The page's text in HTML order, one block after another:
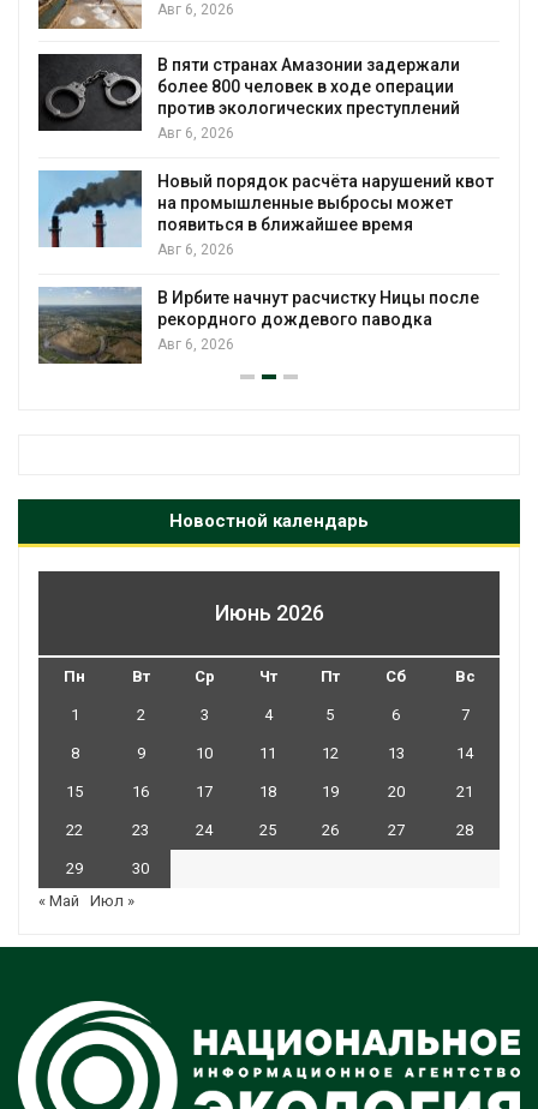
Авг 6, 2026
В пяти странах Амазонии задержали
более 800 человек в ходе операции
против экологических преступлений
Авг 6, 2026
Новый порядок расчёта нарушений квот
на промышленные выбросы может
появиться в ближайшее время
Авг 6, 2026
В Ирбите начнут расчистку Ницы после
рекордного дождевого паводка
Авг 6, 2026
Новостной календарь
Июнь 2026
Пн Вт Ср Чт Пт Сб Вс
1 2 3 4 5 6 7
8 9 10 11 12 13 14
15 16 17 18 19 20 21
22 23 24 25 26 27 28
29
30
« Май
Июл »